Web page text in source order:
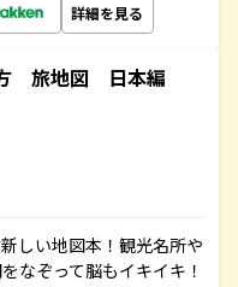
詳細を見る
旅地図 日本編
しい地図本！観光名所や
なぞって脳もイキイキ！